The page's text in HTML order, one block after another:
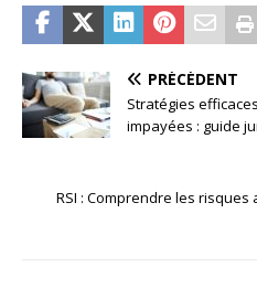
PRÉCÉDENT
Stratégies
impayées : guide
RSI : Comprendre les risques